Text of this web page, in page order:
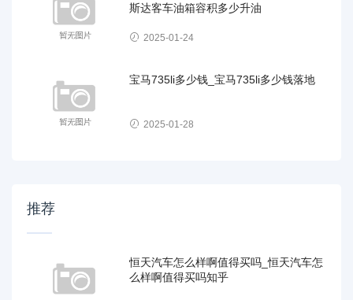
斯达客车油箱容积多少升油
2025-01-24
宝马735li多少钱_宝马735li多少钱落地
2025-01-28
推荐
恒天汽车怎么样啊值得买吗_恒天汽车怎
么样啊值得买吗知乎